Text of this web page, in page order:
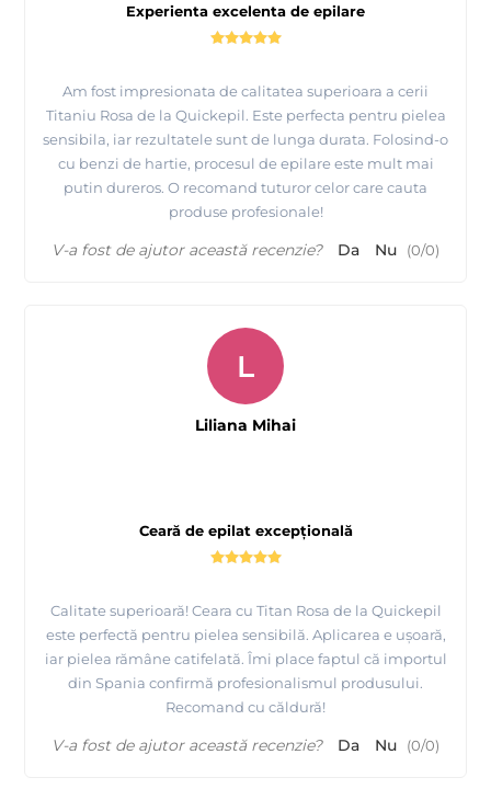
Experienta excelenta de epilare
Am fost impresionata de calitatea superioara a cerii
Titaniu Rosa de la Quickepil. Este perfecta pentru pielea
sensibila, iar rezultatele sunt de lunga durata. Folosind-o
cu benzi de hartie, procesul de epilare este mult mai
putin dureros. O recomand tuturor celor care cauta
produse profesionale!
V-a fost de ajutor această recenzie? Da Nu (0/0)
Ceară de epilat excepțională
Calitate superioară! Ceara cu Titan Rosa de la Quickepil
este perfectă pentru pielea sensibilă. Aplicarea e ușoară,
iar pielea rămâne catifelată. Îmi place faptul că importul
din Spania confirmă profesionalismul produsului.
Recomand cu căldură!
L
Liliana Mihai
V-a fost de ajutor această recenzie? Da Nu (0/0)